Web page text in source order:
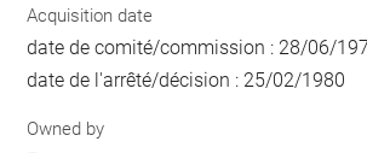
Acquisition date
date de comité/commission : 28/06/
date de l'arrêté/décision : 25/02/1980
Owned by